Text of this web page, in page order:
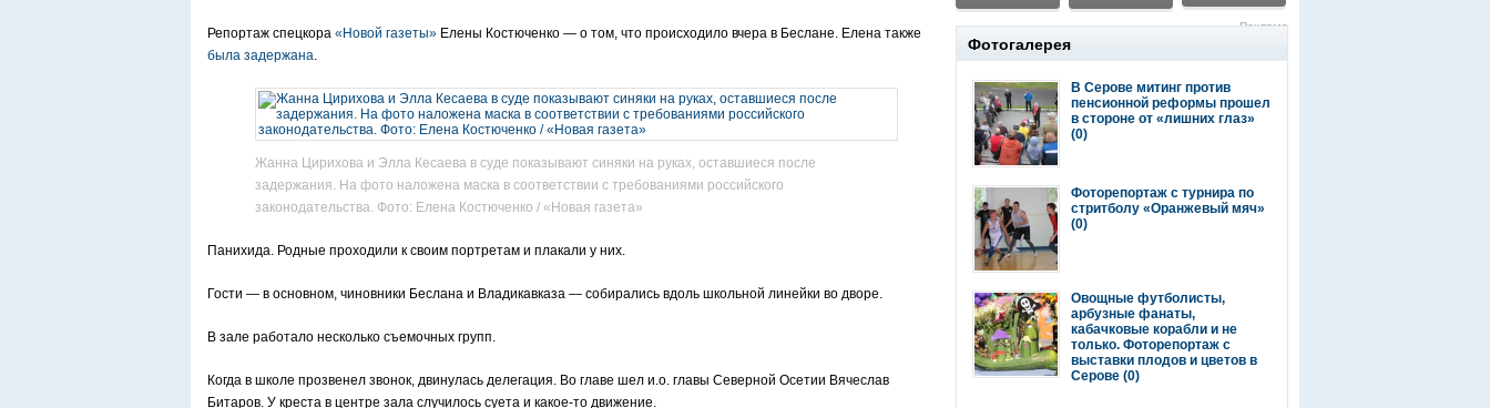
Репортаж спецкора «Новой газеты» Елены Костюченко — о том, что происходило вчера в Беслане. Елена также
была задержана.
Жанна Цирихова и Элла Кесаева в суде показывают синяки на руках, оставшиеся после
задержания. На фото наложена маска в соответствии с требованиями российского
законодательства. Фото: Елена Костюченко / «Новая газета»
Панихида. Родные проходили к своим портретам и плакали у них.
Гости — в основном, чиновники Беслана и Владикавказа — собирались вдоль школьной линейки во дворе.
В зале работало несколько съемочных групп.
Когда в школе прозвенел звонок, двинулась делегация. Во главе шел и.о. главы Северной Осетии Вячеслав
Битаров. У креста в центре зала случилось суета и какое-то движение.
Реклама
Фотогалерея
В Серове митинг против
пенсионной реформы прошел
в стороне от «лишних глаз»
(0)
Фоторепортаж с турнира по
стритболу «Оранжевый мяч»
(0)
Овощные футболисты,
арбузные фанаты,
кабачковые корабли и не
только. Фоторепортаж с
выставки плодов и цветов в
Серове (0)